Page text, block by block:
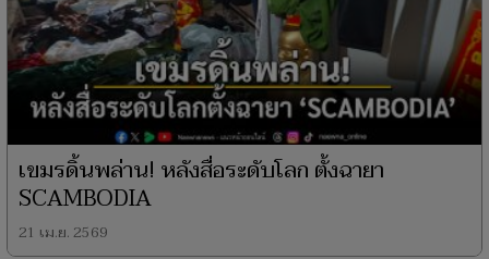
เขมรดิ้นพล่าน! หลังสื่อระดับโลก ตั้งฉายา
SCAMBODIA
21 เม.ย. 2569